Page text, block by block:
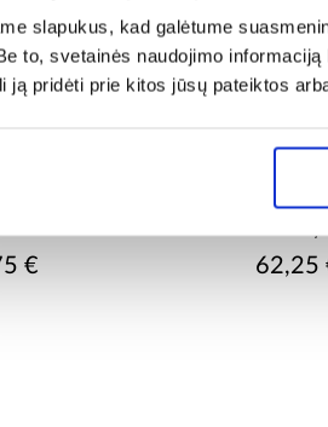
slapukus, kad galėtume
to, svetainės naudojimo
ją pridėti prie kitos jūsų pateiktos
maišytuvas
€
Glamour juodas
62,25